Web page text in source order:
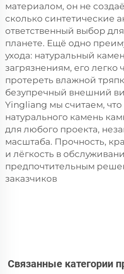
материалом, он не
сколько синтетические
ответственный выбор для
планете. Ещё одно
ухода: натуральный
загрязнениям, его легко
протереть влажной
безупречный внешний
Yingliang мы считаем,
натурального камень
для любого проекта,
масштаба. Прочность,
и лёгкость в
предпочтительным
заказчиков
Связанные категории